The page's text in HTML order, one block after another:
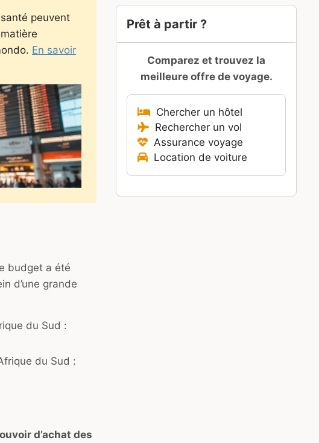
peuvent
En savoir
budget a été
d’une grande
du Sud :
du Sud :
d’achat des
Prêt à partir ?
Comparez et trouvez la
meilleure offre de voyage.
Chercher un hôtel
Rechercher un vol
Assurance voyage
Location de voiture